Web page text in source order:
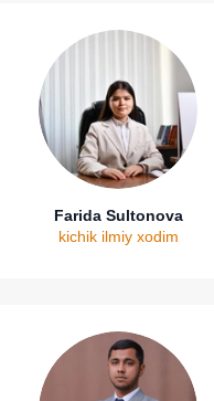
Farida Sultonova
kichik ilmiy xodim